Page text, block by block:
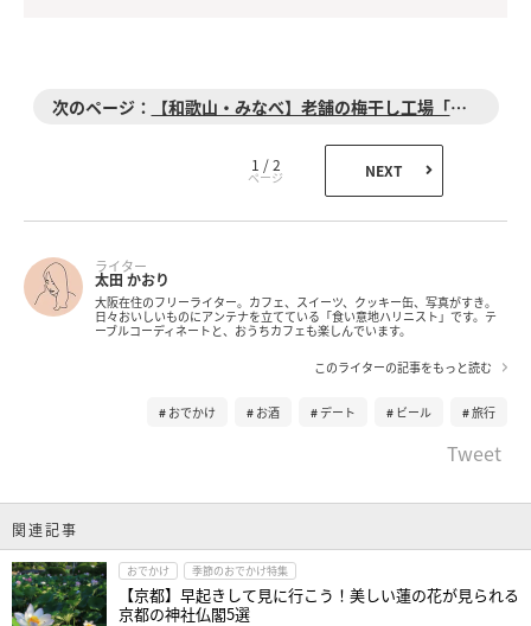
【和歌山・みなべ】老舗の梅干し工場「ぷらむ工房」
1 / 2 NEXT
ライター
太田 かおり
大阪在住のフリーライター。カフェ、スイーツ、クッキー缶、写真がすき。
日々おいしいものにアンテナを立てている「食い意地ハリニスト」です。テ
ーブルコーディネートと、おうちカフェも楽しんでいます。
このライターの記事をもっと読む
おでかけ お酒 デート ビール 旅行
Tweet
関連記事
おでかけ 季節のおでかけ特集
【京都】早起きして見に行こう！美しい蓮の花が見られる
京都の神社仏閣5選